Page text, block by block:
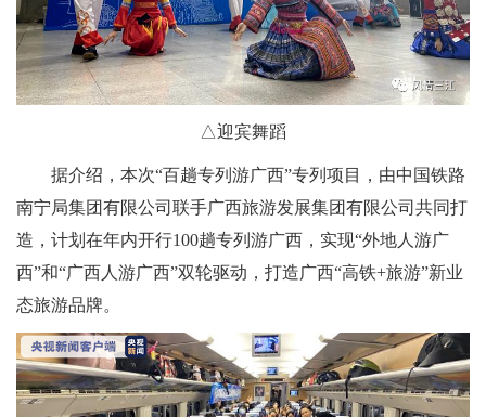
△迎宾舞蹈
据介绍，本次“百趟专列游广西”专列项目，由中国铁路
南宁局集团有限公司联手广西旅游发展集团有限公司共同打
造，计划在年内开行100趟专列游广西，实现“外地人游广
西”和“广西人游广西”双轮驱动，打造广西“高铁+旅游”新业
态旅游品牌。